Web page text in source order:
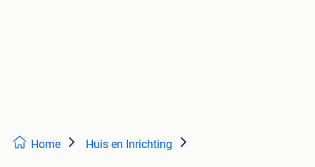
Home Huis en Inrichting